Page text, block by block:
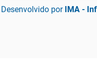
Desenvolvido por IMA -